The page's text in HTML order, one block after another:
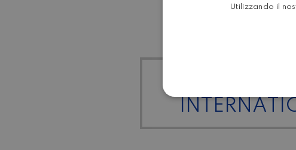
TUTTI I
Utilizzando il